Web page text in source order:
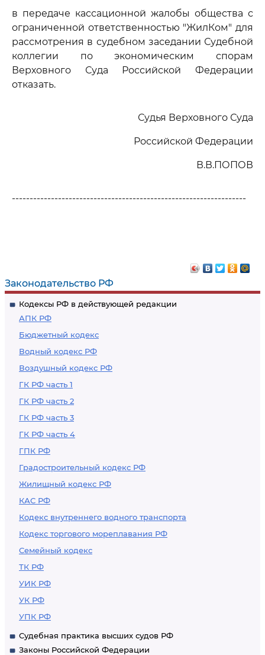
Законодательство РФ
Кодексы РФ в действующей редакции
АПК РФ
Бюджетный кодекс
Водный кодекс РФ
Воздушный кодекс РФ
ГК РФ часть 1
ГК РФ часть 2
ГК РФ часть 3
ГК РФ часть 4
ГПК РФ
Градостроительный кодекс РФ
Жилищный кодекс РФ
КАС РФ
Кодекс внутреннего водного транспорта
Кодекс торгового мореплавания РФ
Семейный кодекс
ТК РФ
УИК РФ
УК РФ
УПК РФ
Судебная практика высших судов РФ
Законы Российской Федерации
в передаче кассационной жалобы общества с
ограниченной ответственностью "ЖилКом" для
рассмотрения в судебном заседании Судебной
коллегии по экономическим спорам
Верховного Суда Российской Федерации
отказать.
Судья Верховного Суда
Российской Федерации
В.В.ПОПОВ
------------------------------------------------------------------